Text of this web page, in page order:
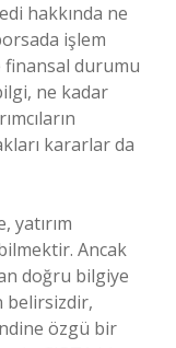
hakkında ne
işlem
durumu
ne kadar
kararlar da
yatırım
Ancak
doğru bilgiye
belirsizdir,
özgü bir